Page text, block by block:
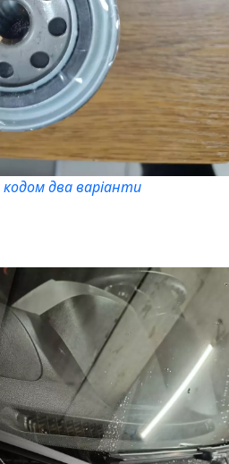
кодом два варіанти